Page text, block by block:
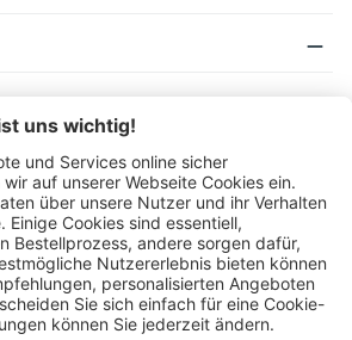
Sie uns auch auf